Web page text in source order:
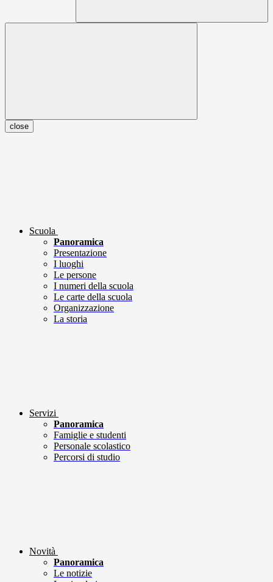
close
Scuola
Panoramica
Presentazione
I luoghi
Le persone
I numeri della scuola
Le carte della scuola
Organizzazione
La storia
Servizi
Panoramica
Famiglie e studenti
Personale scolastico
Percorsi di studio
Novità
Panoramica
Le notizie